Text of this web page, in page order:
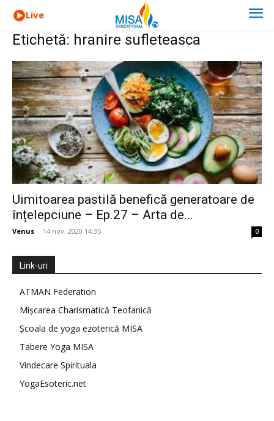
Live
Etichetă: hranire sufleteasca
Uimitoarea pastilă benefică generatoare de
înțelepciune – Ep.27 – Arta de...
Venus - 14 nov. 2020 14:35 0
Link-uri
ATMAN Federation
Mișcarea Charismatică Teofanică
Școala de yoga ezoterică MISA
Tabere Yoga MISA
Vindecare Spirituala
YogaEsoteric.net